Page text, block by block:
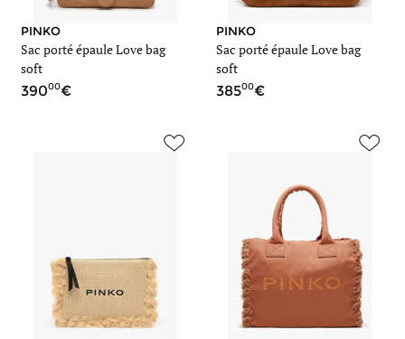
PINKO
Sac porté épaule Love bag
soft
39000
PINKO
Sac porté épaule Love bag
soft
38500